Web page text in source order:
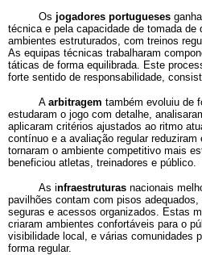
Os jogadores portugueses
técnica e pela capacidade de tomada
ambientes estruturados, com treinos
As equipas técnicas trabalharam
táticas de forma equilibrada. Este
forte sentido de responsabilidade,
A arbitragem também evoluiu de
estudaram o jogo com detalhe,
aplicaram critérios ajustados ao ritmo
contínuo e a avaliação regular
tornaram o ambiente competitivo mais
beneficiou atletas, treinadores e público.
As infraestruturasnacionais
pavilhões contam com pisos
seguras e acessos organizados. Estas
criaram ambientes confortáveis para o
visibilidade local, e várias comunidades
forma regular.